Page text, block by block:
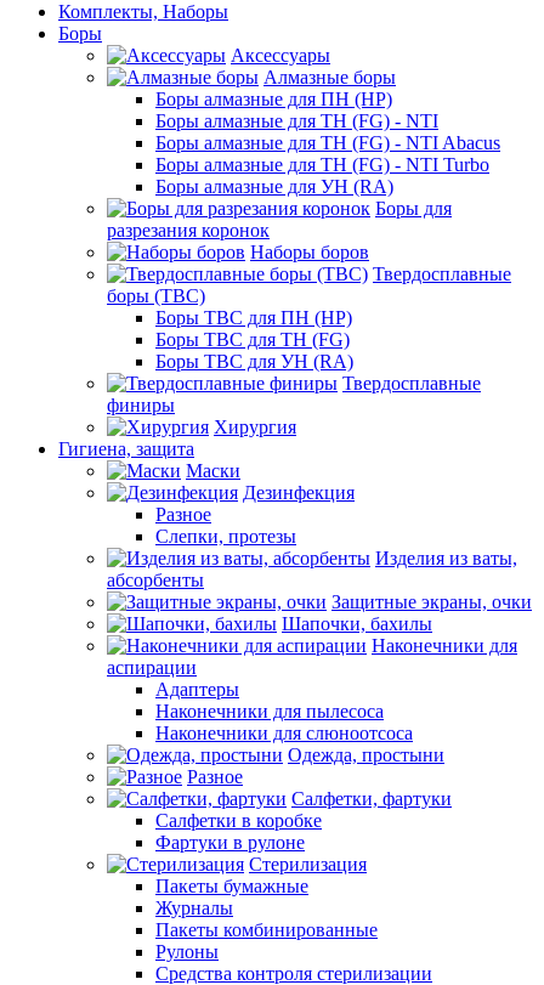
Комплекты, Наборы
Боры
Аксессуары
Алмазные боры
Боры алмазные для ПН (HP)
Боры алмазные для ТН (FG) - NTI
Боры алмазные для ТН (FG) - NTI Abacus
Боры алмазные для ТН (FG) - NTI Turbo
Боры алмазные для УН (RA)
Боры для
разрезания коронок
Наборы боров
Твердосплавные
боры (ТВС)
Боры ТВС для ПН (HP)
Боры ТВС для ТН (FG)
Боры ТВС для УН (RA)
Твердосплавные
финиры
Хирургия
Гигиена, защита
Маски
Дезинфекция
Разное
Слепки, протезы
Изделия из ваты,
абсорбенты
Защитные экраны, очки
Шапочки, бахилы
Наконечники для
аспирации
Адаптеры
Наконечники для пылесоса
Наконечники для слюноотсоса
Одежда, простыни
Разное
Салфетки, фартуки
Салфетки в коробке
Фартуки в рулоне
Стерилизация
Пакеты бумажные
Журналы
Пакеты комбинированные
Рулоны
Средства контроля стерилизации